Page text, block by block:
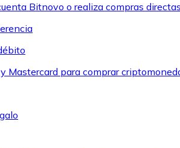
Bitnovo o realiza compras
Mastercard para comprar